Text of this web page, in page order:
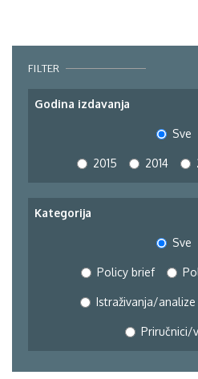
FILTER
Godina izdavanja
Sve
2015 2014
Kategorija
Sve
Policy brief
Istraživanja/analize
Priručnici/